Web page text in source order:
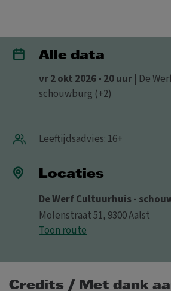
Alle data
vr 2 okt 2026 - 20 uur | De
schouwburg (+2)
Leeftijdsadvies: 16+
Locaties
De Werf Cultuurhuis -
Molenstraat 51, 9300 Aalst
Toon route
Credits / Met dank